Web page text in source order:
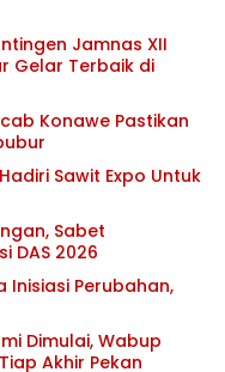
Jamnas XII
Gelar Terbaik di
Konawe Pastikan
Sawit Expo Untuk
Sabet
DAS 2026
Inisiasi Perubahan,
Dimulai, Wabup
Akhir Pekan